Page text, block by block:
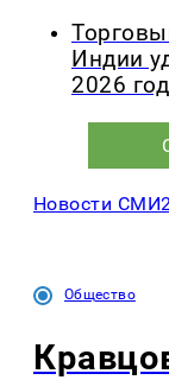
Индии
2026
Новости
Общество